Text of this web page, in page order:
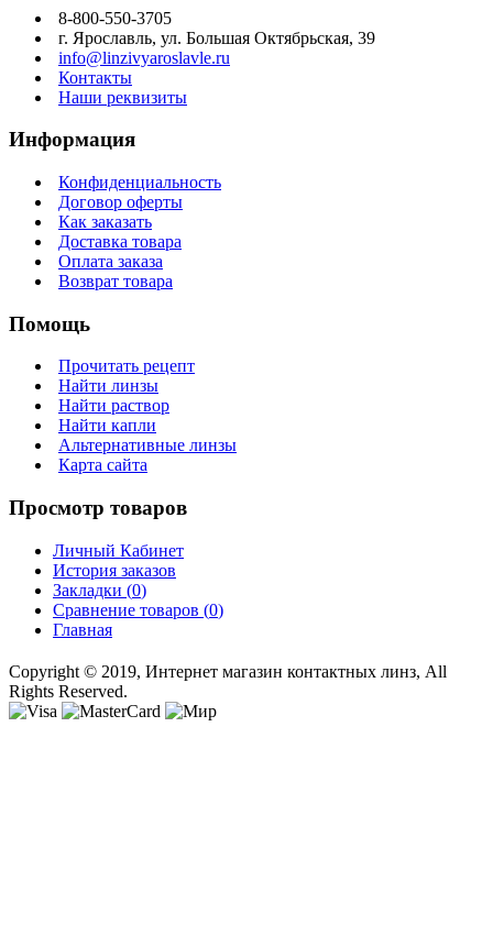
8-800-550-3705
г. Ярославль, ул. Большая Октябрьская, 39
info@linzivyaroslavle.ru
Контакты
Наши реквизиты
Информация
Конфиденциальность
Договор оферты
Как заказать
Доставка товара
Оплата заказа
Возврат товара
Помощь
Прочитать рецепт
Найти линзы
Найти раствор
Найти капли
Альтернативные линзы
Карта сайта
Просмотр товаров
Личный Кабинет
История заказов
Закладки (0)
Сравнение товаров (0)
Главная
Copyright © 2019, Интернет магазин контактных линз, All
Rights Reserved.